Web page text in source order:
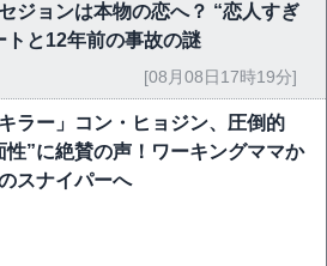
ジョンは本物の恋へ？ “恋人すぎ
トと12年前の事故の謎
[08月08日17時19分]
キラー」コン・ヒョジン、圧倒的
性”に絶賛の声！ワーキングママか
スナイパーへ